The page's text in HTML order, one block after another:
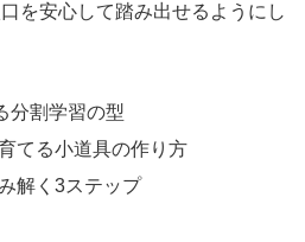
を安心して踏み出せるようにし
分割学習の型
てる小道具の作り方
解く3ステップ